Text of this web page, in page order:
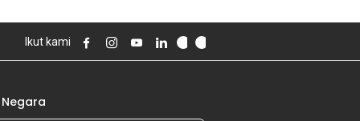
Ikut kami